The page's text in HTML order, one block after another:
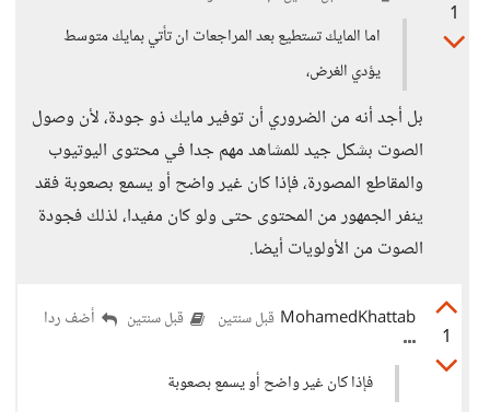
1
اما المايك تستطيع بعد المراجعات ان تأتي بمايك متوسط
يؤدي الغرض،
بل أجد أنه من الضروري أن توفير مايك ذو جودة، لأن وصول
الصوت بشكل جيد للمشاهد مهم جدا في محتوى اليوتيوب
والمقاطع المصورة، فإذا كان غير واضح أو يسمع بصعوبة فقد
ينفر الجمهور من المحتوى حتى ولو كان مفيدا، لذلك فجودة
الصوت من الأولويات أيضا.
1
MohamedKhattab قبل سنتين قبل سنتين أضف ردا
فإذا كان غير واضح أو يسمع بصعوبة